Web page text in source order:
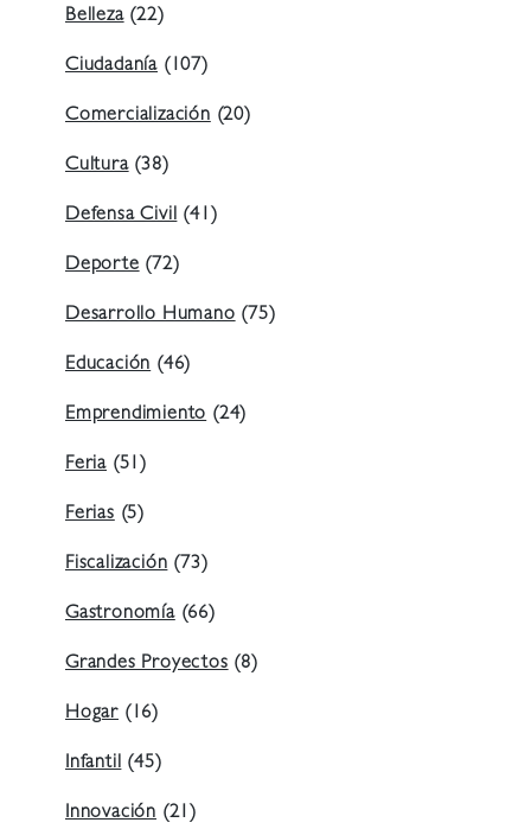
Belleza(22)
Ciudadanía (107)
Comercialización(20)
Cultura(38)
Defensa Civil(41)
Deporte(72)
Desarrollo Humano(75)
Educación(46)
Emprendimiento(24)
Feria (51)
Ferias(5)
Fiscalización(73)
Gastronomía(66)
Grandes Proyectos(8)
Hogar (16)
Infantil(45)
Innovación (21)